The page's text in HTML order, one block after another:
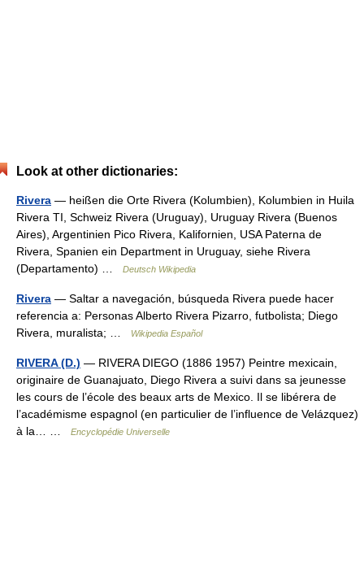
Look at other dictionaries:
Rivera — heißen die Orte Rivera (Kolumbien), Kolumbien in Huila
Rivera TI, Schweiz Rivera (Uruguay), Uruguay Rivera (Buenos
Aires), Argentinien Pico Rivera, Kalifornien, USA Paterna de
Rivera, Spanien ein Department in Uruguay, siehe Rivera
(Departamento) …
Deutsch Wikipedia
Rivera — Saltar a navegación, búsqueda Rivera puede hacer
referencia a: Personas Alberto Rivera Pizarro, futbolista; Diego
Rivera, muralista; …
Wikipedia Español
RIVERA (D.) — RIVERA DIEGO (1886 1957) Peintre mexicain,
originaire de Guanajuato, Diego Rivera a suivi dans sa jeunesse
les cours de l’école des beaux arts de Mexico. Il se libérera de
l’académisme espagnol (en particulier de l’influence de Velázquez)
à la… …
Encyclopédie Universelle